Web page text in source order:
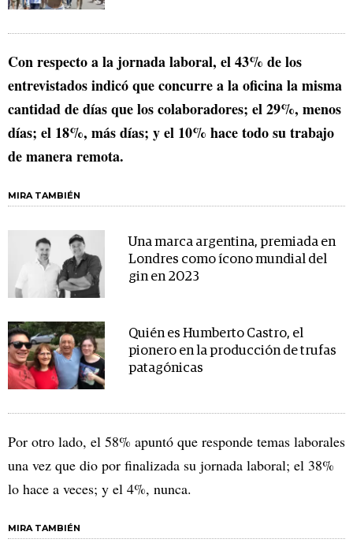
Con respecto a la jornada laboral, el 43% de los
entrevistados indicó que concurre a la oficina la misma
cantidad de días que los colaboradores; el 29%, menos
días; el 18%, más días; y el 10% hace todo su trabajo
de manera remota.
MIRA TAMBIÉN
Una marca argentina, premiada en
Londres como ícono mundial del
gin en 2023
Quién es Humberto Castro, el
pionero en la producción de trufas
patagónicas
Por otro lado, el 58% apuntó que responde temas laborales
una vez que dio por finalizada su jornada laboral; el 38%
lo hace a veces; y el 4%, nunca.
MIRA TAMBIÉN